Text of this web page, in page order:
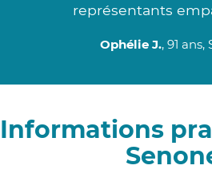
représentants
Ophélie J., 91 ans,
Informations